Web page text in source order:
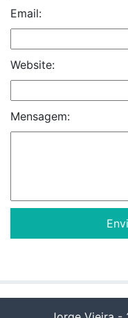
Email:
Website:
Mensagem: